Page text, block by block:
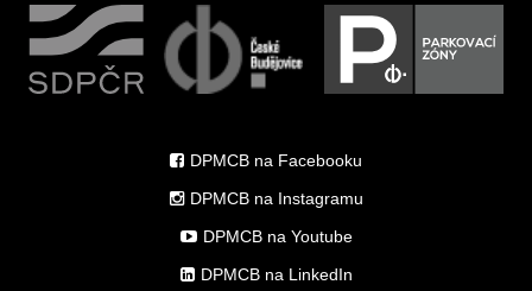
DPMCB na Facebooku
DPMCB na Instagramu
DPMCB na Youtube
DPMCB na LinkedIn